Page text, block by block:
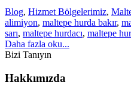
Blog, Hizmet Bölgelerimiz,
alimiyon, maltepe hurda bakır,
sarı, maltepe hurdacı, maltepe
Daha fazla oku...
Bizi Tanıyın
Hakkımızda